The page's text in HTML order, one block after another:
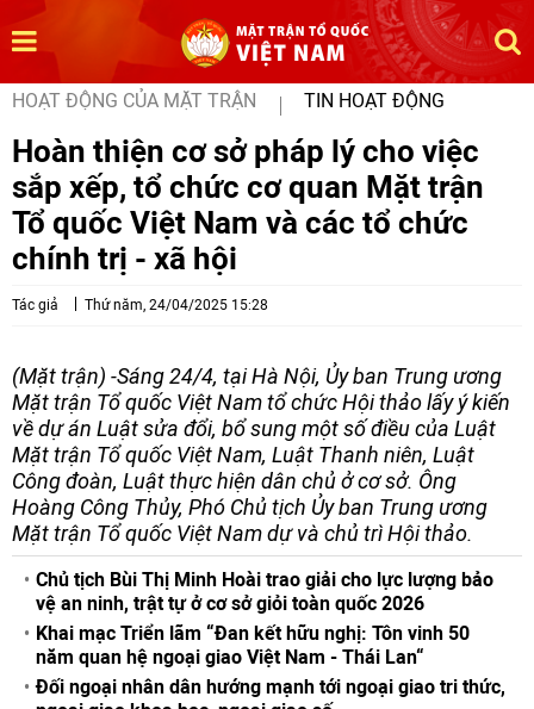
HOẠT ĐỘNG CỦA MẶT TRẬN TIN HOẠT ĐỘNG
Hoàn thiện cơ sở pháp lý cho việc
sắp xếp, tổ chức cơ quan Mặt trận
Tổ quốc Việt Nam và các tổ chức
chính trị - xã hội
Tác giả Thứ năm, 24/04/2025 15:28
(Mặt trận) -Sáng 24/4, tại Hà Nội, Ủy ban Trung ương
Mặt trận Tổ quốc Việt Nam tổ chức Hội thảo lấy ý kiến
về dự án Luật sửa đổi, bổ sung một số điều của Luật
Mặt trận Tổ quốc Việt Nam, Luật Thanh niên, Luật
Công đoàn, Luật thực hiện dân chủ ở cơ sở. Ông
Hoàng Công Thủy, Phó Chủ tịch Ủy ban Trung ương
Mặt trận Tổ quốc Việt Nam dự và chủ trì Hội thảo.
Chủ tịch Bùi Thị Minh Hoài trao giải cho lực lượng bảo
vệ an ninh, trật tự ở cơ sở giỏi toàn quốc 2026
Khai mạc Triển lãm “Đan kết hữu nghị: Tôn vinh 50
năm quan hệ ngoại giao Việt Nam - Thái Lan“
Đối ngoại nhân dân hướng mạnh tới ngoại giao tri thức,